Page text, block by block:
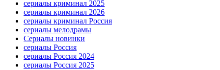
сериалы криминал 2025
сериалы криминал 2026
сериалы криминал Россия
сериалы мелодрамы
Сериалы новинки
сериалы Россия
сериалы Россия 2024
сериалы Россия 2025